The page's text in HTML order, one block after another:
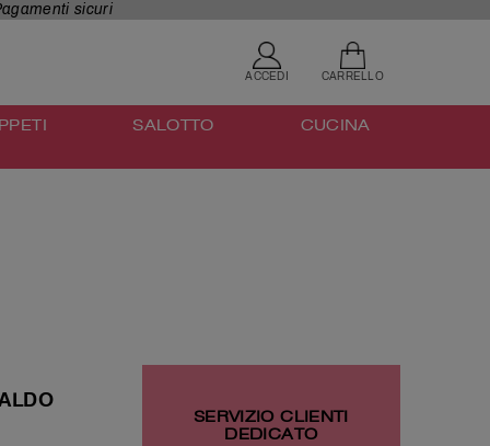
sicuri
CARRELLO
ACCEDI
SALOTTO CUCINA
SERVIZIO CLIENTI
DEDICATO